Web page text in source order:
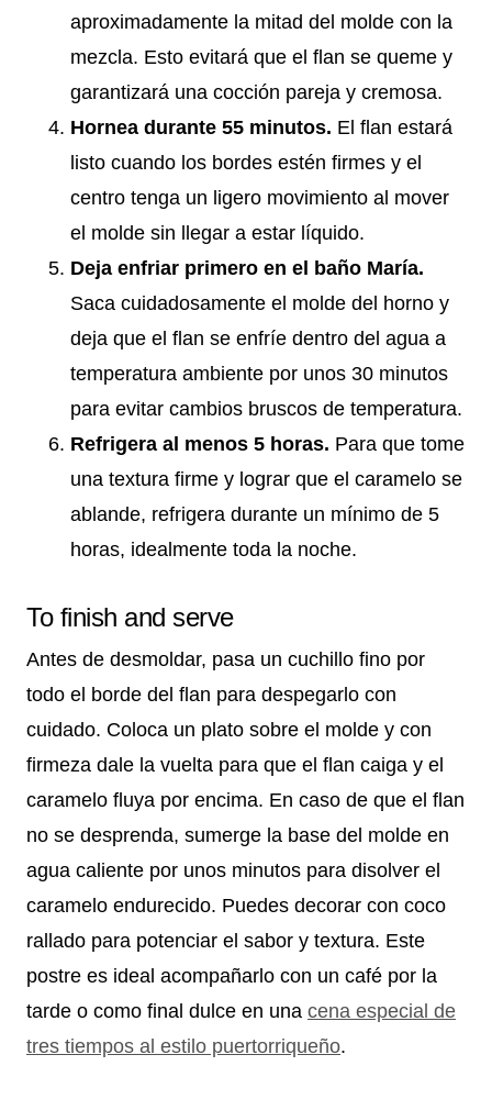
aproximadamente la mitad del molde con la
mezcla. Esto evitará que el flan se queme y
garantizará una cocción pareja y cremosa.
Hornea durante 55 minutos. El flan estará
listo cuando los bordes estén firmes y el
centro tenga un ligero movimiento al mover
el molde sin llegar a estar líquido.
Deja enfriar primero en el baño María.
Saca cuidadosamente el molde del horno y
deja que el flan se enfríe dentro del agua a
temperatura ambiente por unos 30 minutos
para evitar cambios bruscos de temperatura.
Refrigera al menos 5 horas. Para que tome
una textura firme y lograr que el caramelo se
ablande, refrigera durante un mínimo de 5
horas, idealmente toda la noche.
To finish and serve
Antes de desmoldar, pasa un cuchillo fino por
todo el borde del flan para despegarlo con
cuidado. Coloca un plato sobre el molde y con
firmeza dale la vuelta para que el flan caiga y el
caramelo fluya por encima. En caso de que el flan
no se desprenda, sumerge la base del molde en
agua caliente por unos minutos para disolver el
caramelo endurecido. Puedes decorar con coco
rallado para potenciar el sabor y textura. Este
postre es ideal acompañarlo con un café por la
tarde o como final dulce en una cena especial de
tres tiempos al estilo puertorriqueño.